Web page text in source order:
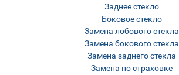
Заднее стекло
Боковое стекло
Замена лобового стекла
Замена бокового стекла
Замена заднего стекла
Замена по страховке